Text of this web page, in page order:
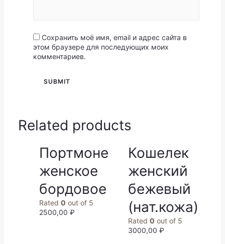
Сохранить моё имя, email и адрес сайта в
этом браузере для последующих моих
комментариев.
Related products
Портмоне
женское
бордовое
Rated 0 out of 5
2500,00 ₽
Кошелек
женский
бежевый
(нат.кожа)
Rated 0 out of 5
3000,00 ₽